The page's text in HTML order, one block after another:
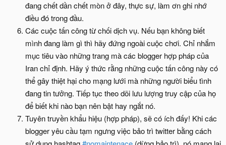
đang chết dần chết mòn ở đây, thực sự, làm ơn ghi nhớ
điều đó trong đầu.
Các cuộc tấn công từ chối dịch vụ. Nếu bạn không biết
mình đang làm gì thì hãy đứng ngoài cuộc chơi. Chỉ nhắm
mục tiêu vào những trang mà các blogger hợp pháp của
Iran chỉ định. Hãy ý thức rằng những cuộc tấn công này có
thể gây thiệt hại cho mạng lưới mà những người biểu tình
đang tin tưởng. Tiếp tục theo dõi lưu lượng truy cập của họ
để biết khi nào bạn nên bật hay ngắt nó.
Tuyên truyền khẩu hiệu (hợp pháp), sẽ có ích đấy! Khi các
blogger yêu cầu tạm ngưng việc bảo trì twitter bằng cách